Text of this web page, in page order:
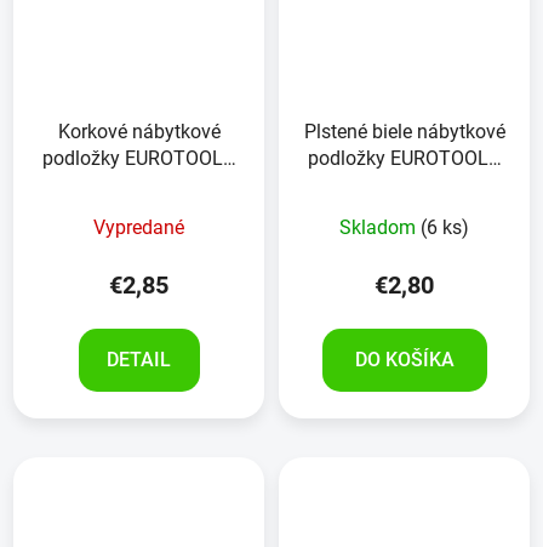
Korkové nábytkové
podložky EUROTOOLS
Vypredané
€2,85
DETAIL
Plstené biele nábytkové
podložky EUROTOOLS
Skladom (6 ks)
€2,80
DO KOŠÍKA